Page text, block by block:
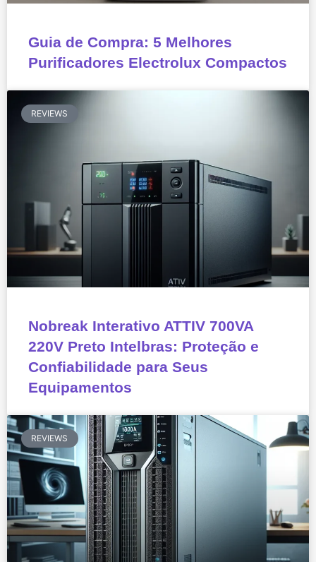
Guia de Compra: 5 Melhores
Purificadores Electrolux Compactos
REVIEWS
Nobreak Interativo ATTIV 700VA
220V Preto Intelbras: Proteção e
Confiabilidade para Seus
Equipamentos
REVIEWS